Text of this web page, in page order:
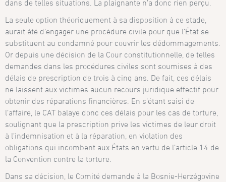
dans de telles situations. La plaignante n’a donc rien perçu.
La seule option théoriquement à sa disposition à ce stade,
aurait été d’engager une procédure civile pour que l’État se
substituent au condamné pour couvrir les dédommagements.
Or depuis une décision de la Cour constitutionnelle, de telles
demandes dans les procédures civiles sont soumises à des
délais de prescription de trois à cinq ans. De fait, ces délais
ne laissent aux victimes aucun recours juridique effectif pour
obtenir des réparations financières. En s’étant saisi de
l’affaire, le CAT balaye donc ces délais pour les cas de torture,
soulignant que la prescription prive les victimes de leur droit
à l’indemnisation et à la réparation, en violation des
obligations qui incombent aux États en vertu de l’article 14 de
la Convention contre la torture.
Dans sa décision, le Comité demande à la Bosnie-Herzégovine